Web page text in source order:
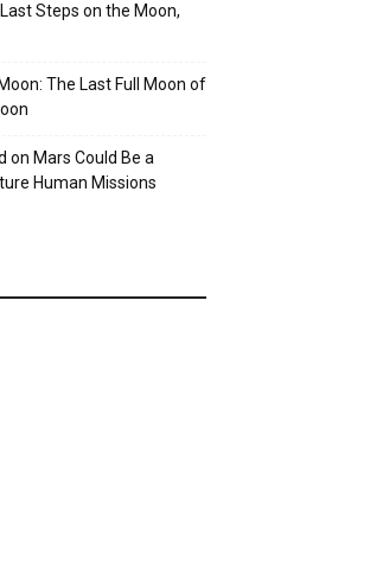
Steps on the Moon,
The Last Full Moon of
on Mars Could Be a
Human Missions